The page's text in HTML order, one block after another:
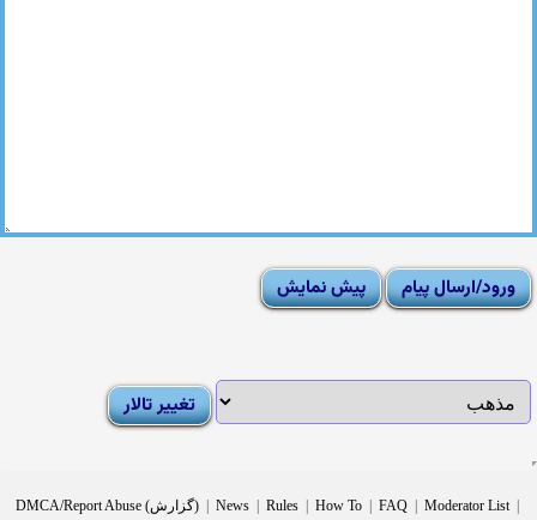
DMCA/Report Abuse (گزارش) | News | Rules | How To | FAQ | Moderator List |